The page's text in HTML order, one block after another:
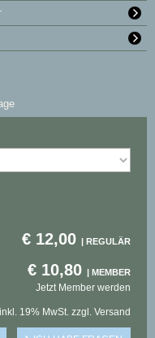
€ 12,00
€ 10,80
Jetzt Member werden
inkl. 19% MwSt. zzgl. Versand